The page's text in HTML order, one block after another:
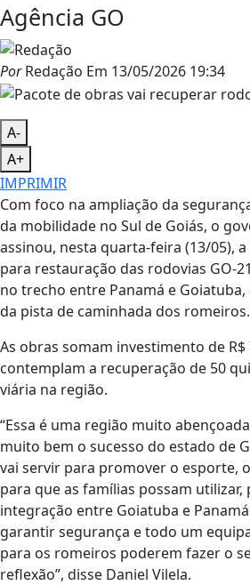
Agência GO
PorRedação Em 13/05/2026 19:34
A-
A+
IMPRIMIR
Com foco na ampliação da
da mobilidade no Sul de Goiás, o
assinou, nesta quarta-feira (13/05),
para restauração das rodovias GO-
no trecho entre Panamá e
da pista de caminhada dos romeiros.
As obras somam investimento de R$
contemplam a recuperação de 50
viária na região.
“Essa é uma região muito
muito bem o sucesso do estado de
vai servir para promover o esporte,
para que as famílias possam utilizar,
integração entre Goiatuba e
garantir segurança e todo um
para os romeiros poderem fazer o
reflexão”, disse Daniel Vilela.